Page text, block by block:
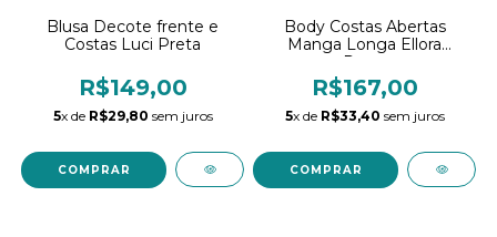
Blusa Decote frente e
Costas Luci Preta
R$149,00
5x de R$29,80 sem juros
COMPRAR
Body Costas Abertas
Manga Longa Ellora
Preto
R$167,00
5x de R$33,40 sem juros
COMPRAR